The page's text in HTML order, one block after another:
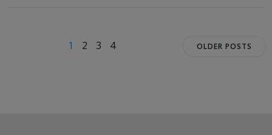
PostsPage
1 Page
2 Page
3 Page
4
Posts
OLDER POSTS